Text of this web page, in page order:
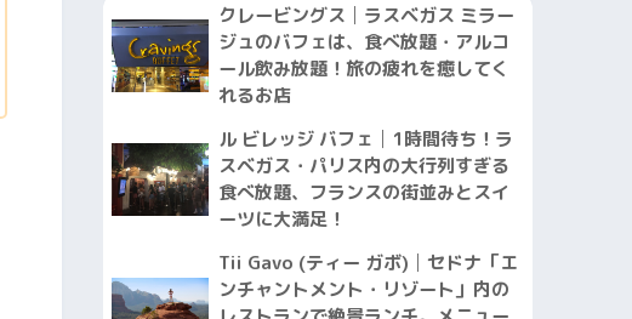
クレービングス│ラスベガス ミラー
ジュのバフェは、食べ放題・アルコ
ール飲み放題！旅の疲れを癒してく
れるお店
ル ビレッジ バフェ│1時間待ち！ラ
スベガス・パリス内の大行列すぎる
食べ放題、フランスの街並みとスイ
ーツに大満足！
Tii Gavo (ティー ガボ)│セドナ「エ
ンチャントメント・リゾート」内の